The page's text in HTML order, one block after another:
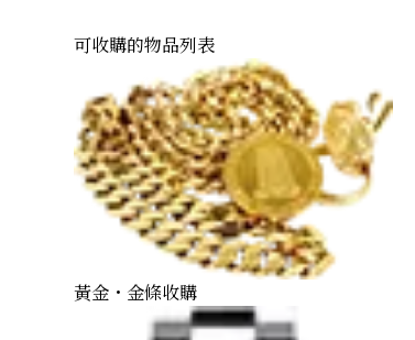
可收購的物品列表
黃金・金條收購